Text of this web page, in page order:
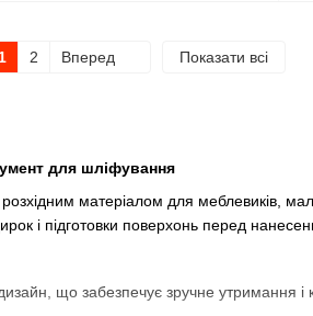
для шліфування
матеріалом для меблевиків,
і підготовки поверхонь перед
що забезпечує зручне утримання і
1 2 Вперед Показати всі